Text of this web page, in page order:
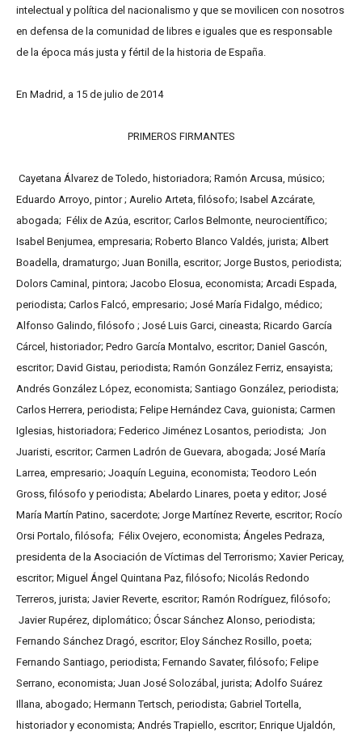
intelectual y política del nacionalismo y que se movilicen con nosotros
en defensa de la comunidad de libres e iguales que es responsable
de la época más justa y fértil de la historia de España.
En Madrid, a 15 de julio de 2014
PRIMEROS FIRMANTES
Cayetana Álvarez de Toledo, historiadora; Ramón Arcusa, músico;
Eduardo Arroyo, pintor ; Aurelio Arteta, filósofo; Isabel Azcárate,
abogada; Félix de Azúa, escritor; Carlos Belmonte, neurocientífico;
Isabel Benjumea, empresaria; Roberto Blanco Valdés, jurista; Albert
Boadella, dramaturgo; Juan Bonilla, escritor; Jorge Bustos, periodista;
Dolors Caminal, pintora; Jacobo Elosua, economista; Arcadi Espada,
periodista; Carlos Falcó, empresario; José María Fidalgo, médico;
Alfonso Galindo, filósofo ; José Luis Garci, cineasta; Ricardo García
Cárcel, historiador; Pedro García Montalvo, escritor; Daniel Gascón,
escritor; David Gistau, periodista; Ramón González Ferriz, ensayista;
Andrés González López, economista; Santiago González, periodista;
Carlos Herrera, periodista; Felipe Hernández Cava, guionista; Carmen
Iglesias, historiadora; Federico Jiménez Losantos, periodista; Jon
Juaristi, escritor; Carmen Ladrón de Guevara, abogada; José María
Larrea, empresario; Joaquín Leguina, economista; Teodoro León
Gross, filósofo y periodista; Abelardo Linares, poeta y editor; José
María Martín Patino, sacerdote; Jorge Martínez Reverte, escritor; Rocío
Orsi Portalo, filósofa; Félix Ovejero, economista; Ángeles Pedraza,
presidenta de la Asociación de Víctimas del Terrorismo; Xavier Pericay,
escritor; Miguel Ángel Quintana Paz, filósofo; Nicolás Redondo
Terreros, jurista; Javier Reverte, escritor; Ramón Rodríguez, filósofo;
Javier Rupérez, diplomático; Óscar Sánchez Alonso, periodista;
Fernando Sánchez Dragó, escritor; Eloy Sánchez Rosillo, poeta;
Fernando Santiago, periodista; Fernando Savater, filósofo; Felipe
Serrano, economista; Juan José Solozábal, jurista; Adolfo Suárez
Illana, abogado; Hermann Tertsch, periodista; Gabriel Tortella,
historiador y economista; Andrés Trapiello, escritor; Enrique Ujaldón,